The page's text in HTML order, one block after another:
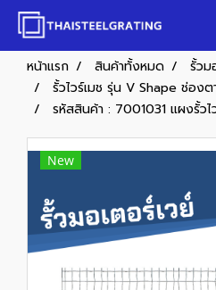
หน้าแรก สินค้าทั้งหมด
รั้วม
รั้วไวร์เมช รุ่น V Shape ช่อง
รหัสสินค้า : 7001031 แผงรั้วไ
New